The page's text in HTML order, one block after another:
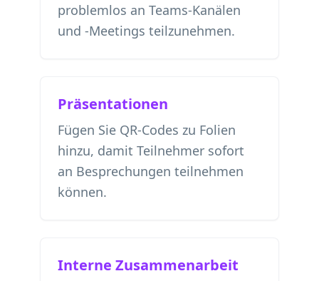
problemlos an Teams-Kanälen
und -Meetings teilzunehmen.
Präsentationen
Fügen Sie QR-Codes zu Folien
hinzu, damit Teilnehmer sofort
an Besprechungen teilnehmen
können.
Interne Zusammenarbeit